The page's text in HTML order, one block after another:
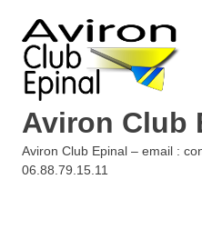
content
Aviron Club
Aviron Club Epinal – email :
06.88.79.15.11